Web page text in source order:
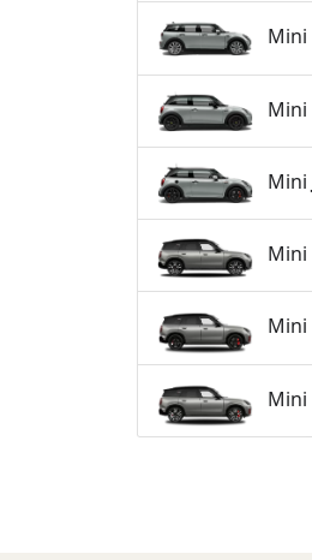
Mini
Mini
Mini
Mini
Mini
Mini